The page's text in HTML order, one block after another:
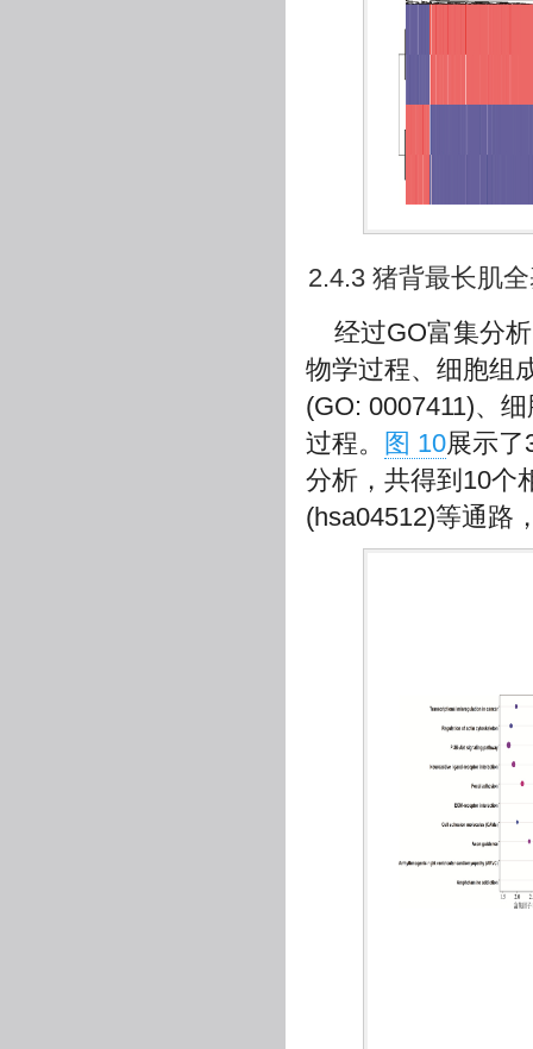
2.4.3 猪背最长肌
经过GO富集分
物学过程、细胞组
(GO: 0007411)、
过程。
图 10展示
分析，共得到10个
(hsa04512)等通路